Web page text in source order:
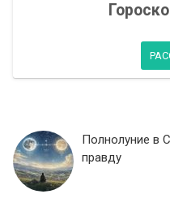
Полнолуние в
правду